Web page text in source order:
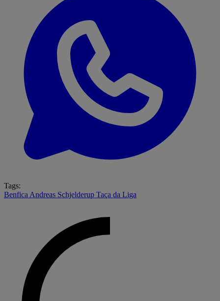
Tags:
Benfica Andreas Schjelderup Taça da Liga